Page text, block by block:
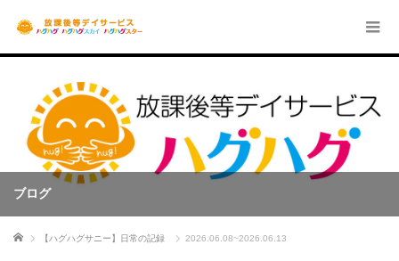
ブログ
ホーム 【ハグハグサニー】日常の記録 2026.06.08~2026.06.13